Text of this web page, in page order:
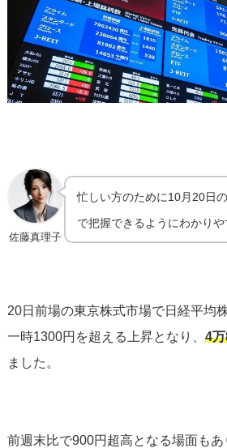
佐藤真理子
忙しい方のために10月20日
で把握できるようにわかりや
20日前場の東京株式市場で日経平均
一時1300円を超える上昇となり、 4
ました。
前週末比で900円超高となる場面も